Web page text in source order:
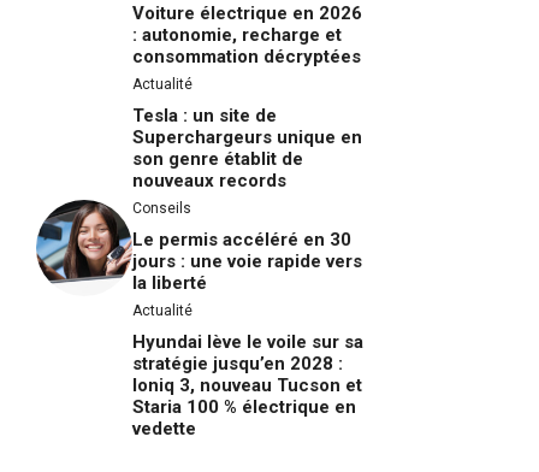
Voiture électrique en 2026
: autonomie, recharge et
consommation décryptées
Actualité
Tesla : un site de
Superchargeurs unique en
son genre établit de
nouveaux records
Conseils
Le permis accéléré en 30
jours : une voie rapide vers
la liberté
Actualité
Hyundai lève le voile sur sa
stratégie jusqu’en 2028 :
Ioniq 3, nouveau Tucson et
Staria 100 % électrique en
vedette